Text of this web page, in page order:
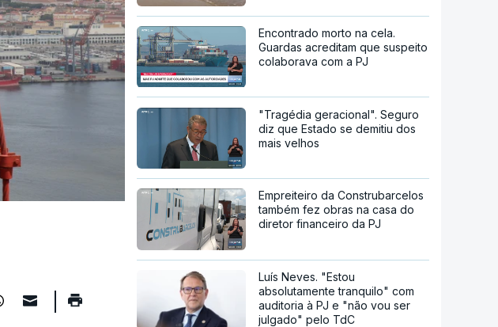
Encontrado morto na cela.
Guardas acreditam que suspeito
colaborava com a PJ
"Tragédia geracional". Seguro
diz que Estado se demitiu dos
mais velhos
Empreiteiro da Construbarcelos
também fez obras na casa do
diretor financeiro da PJ
Luís Neves. "Estou
absolutamente tranquilo" com
auditoria à PJ e "não vou ser
julgado" pelo TdC